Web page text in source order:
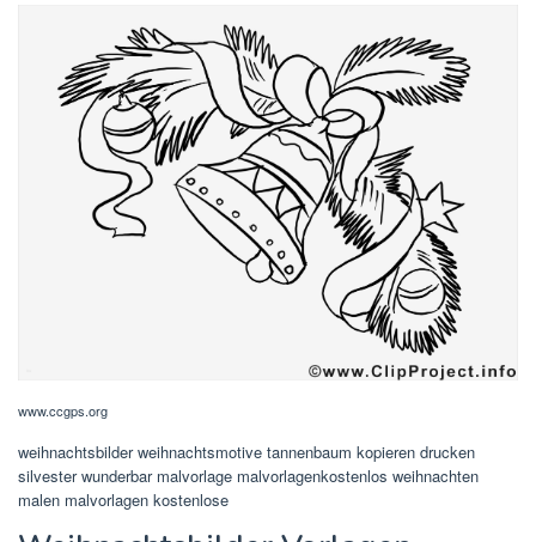
www.ccgps.org
weihnachtsbilder weihnachtsmotive tannenbaum kopieren drucken
silvester wunderbar malvorlage malvorlagenkostenlos weihnachten
malen malvorlagen kostenlose